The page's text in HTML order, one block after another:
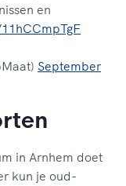
en
September
in Arnhem doet
kun je oud-